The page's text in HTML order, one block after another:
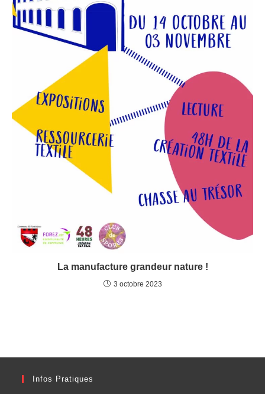
La manufacture grandeur nature !
3 octobre 2023
Infos Pratiques